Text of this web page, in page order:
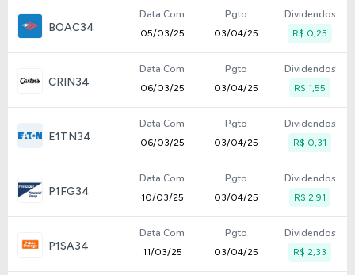
BOAC34
Data Com
05/03/25
Pgto
03/04/25
Dividendos
R$ 0,25
CRIN34
Data Com
06/03/25
Pgto
03/04/25
Dividendos
R$ 1,55
E1TN34
Data Com
06/03/25
Pgto
03/04/25
Dividendos
R$ 0,31
P1FG34
Data Com
10/03/25
Pgto
03/04/25
Dividendos
R$ 2,91
P1SA34
Data Com
11/03/25
Pgto
03/04/25
Dividendos
R$ 2,33